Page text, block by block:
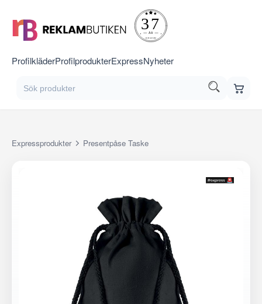
ProfilkläderProfilprodukterExpressNyheter
Expressprodukter Presentpåse Taske